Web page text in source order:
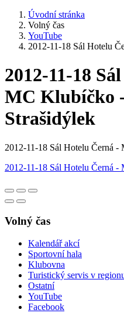
Úvodní stránka
Volný čas
YouTube
2012-11-18 Sál Hotelu
2012-11-18
MC Klubíčko
Strašidýlek
2012-11-18 Sál Hotelu Černá
2012-11-18 Sál Hotelu Černá
Volný čas
Kalendář akcí
Sportovní hala
Klubovna
Turistický servis v
Ostatní
YouTube
Facebook